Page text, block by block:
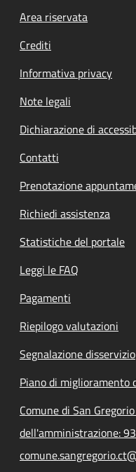
Footer menu
Area riservata
Crediti
Informativa privacy
Note legali
Dichiarazione di
Contatti
Prenotazione
Richiedi assistenza
Statistiche del portale
Leggi le FAQ
Pagamenti
Riepilogo valutazioni
Segnalazione disservizio
Piano di miglioramento
Comune di San
dell'amministrazione: